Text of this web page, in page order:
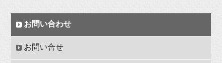
お問い合わせ
お問い合せ